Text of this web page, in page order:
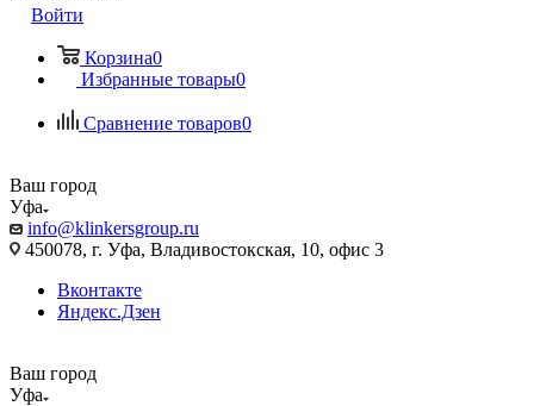
Войти
Корзина0
Избранные товары0
Сравнение товаров0
Ваш город
Уфа
info@klinkersgroup.ru
450078, г. Уфа, Владивостокская, 10, офис 3
Вконтакте
Яндекс.Дзен
Ваш город
Уфа